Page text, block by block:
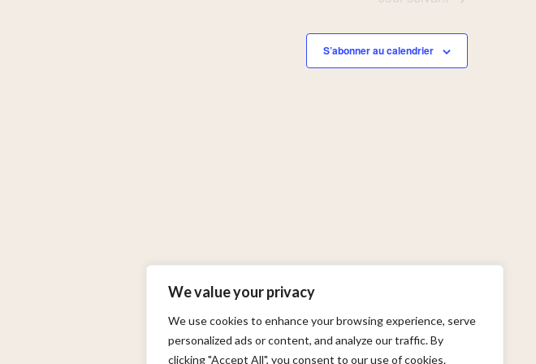
We value your privacy
We use cookies to enhance your browsing experience, serve
personalized ads or content, and analyze our traffic. By
clicking "Accept All", you consent to our use of cookies.
S’abonner au calendrier